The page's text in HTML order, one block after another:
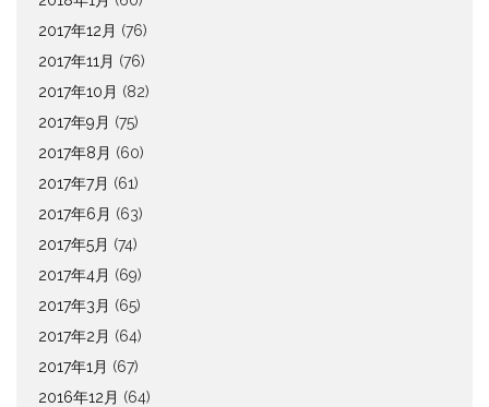
2017年12月 (76)
2017年11月 (76)
2017年10月 (82)
2017年9月 (75)
2017年8月 (60)
2017年7月 (61)
2017年6月 (63)
2017年5月 (74)
2017年4月 (69)
2017年3月 (65)
2017年2月 (64)
2017年1月 (67)
2016年12月 (64)